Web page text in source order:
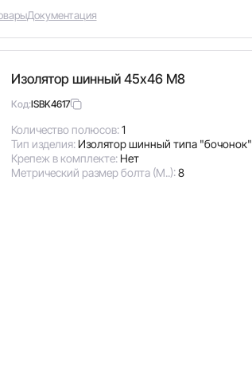
Документация
Изолятор шинный 45х46 М8
Код:ISBK4617
Количество полюсов:1
Тип изделия: Изолятор шинный типа "бочонок"
Крепеж в комплекте: Нет
Метрический размер болта (М..):8